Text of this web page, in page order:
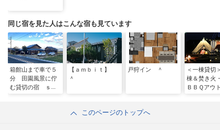
同じ宿を見た人はこんな宿も見ています
箱館山まで車で５
分 田園風景に佇
む貸切の宿 ｓｉ
【ａｍｂｉｔ】
＾
戸狩イン ＾
＜一棟貸切
棟＆焚き火
ＢＢＱアウ
このページのトップへ